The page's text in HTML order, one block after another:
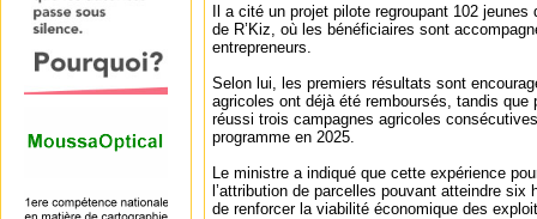
Il a cité un projet pilote regroupant 102 jeunes
de R’Kiz, où les bénéficiaires sont
entrepreneurs.
Selon lui, les premiers résultats sont
agricoles ont déjà été remboursés, tandis que
réussi trois campagnes agricoles
programme en 2025.
Le ministre a indiqué que cette expérience
l’attribution de parcelles pouvant atteindre six
de renforcer la viabilité économique des